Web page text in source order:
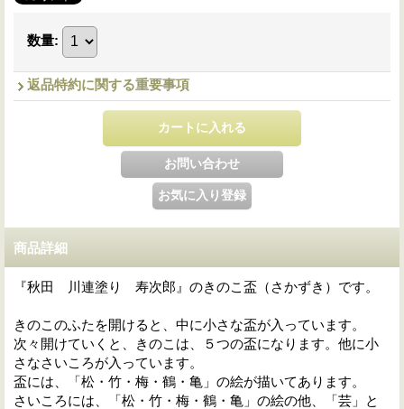
数量:
返品特約に関する重要事項
商品詳細
『秋田 川連塗り 寿次郎』のきのこ盃（さかずき）です。
きのこのふたを開けると、中に小さな盃が入っています。
次々開けていくと、きのこは、５つの盃になります。他に小
さなさいころが入っています。
盃には、「松・竹・梅・鶴・亀」の絵が描いてあります。
さいころには、「松・竹・梅・鶴・亀」の絵の他、「芸」と